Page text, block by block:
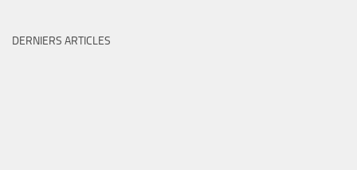
DERNIERS ARTICLES